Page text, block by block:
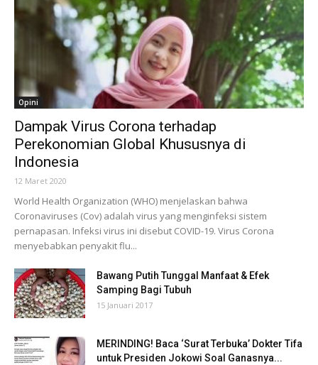
Opini
Dampak Virus Corona terhadap
Perekonomian Global Khususnya di
Indonesia
12 Maret 2020
World Health Organization (WHO) menjelaskan bahwa
Coronaviruses (Cov) adalah virus yang menginfeksi sistem
pernapasan. Infeksi virus ini disebut COVID-19. Virus Corona
menyebabkan penyakit flu...
Bawang Putih Tunggal Manfaat & Efek
Samping Bagi Tubuh
15 Januari 2017
MERINDING! Baca ‘Surat Terbuka’ Dokter Tifa
untuk Presiden Jokowi Soal Ganasnya...